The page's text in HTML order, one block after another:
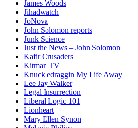
James Woods
Jihadwatch
JoNova
John Solomon reports
Junk Science
Just the News – John Solomon
Kafir Crusaders
Kitman TV
Knuckledraggin My Life Away
Lee Jay Walker
Legal Insurrection
Liberal Logic 101
Lionheart
Mary Ellen Synon